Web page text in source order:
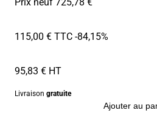
115,00 € TTC-84,15%
95,83 € HT
Livraison gratuite
Ajouter au